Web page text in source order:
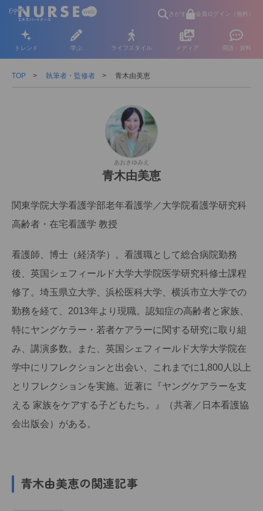
さがす 会員ログイン（無料）
トレンド 学ぶ ライフスタイル メディア 用語・資料
TOP 執筆者・監修者 青木由美恵
あおきゆみえ
青木由美恵
関東学院大学看護学部老年看護学／大学院看護学研究科
高齢者・在宅看護学 教授
看護師、博士（経済学）。看護職として総合病院勤務
後、英国シェフィールド大学大学院医学研究科修士課程
修了。埼玉県立大学、浜松医科大学、横浜市立大学での
勤務を経て、2013年より現職。認知症の高齢者と家族、
特にヤングケラー・若者ケアラーに関する研究に取り組
み、講演多数。また、英国シェフィールド大学大学院在
学中にリフレクションと出会い、これまでに1,800人以上
とリフレクションを実施。近著に『ヤングケアラーを支
える 家族をケアする子どもたち。』（共著／日本看護協
会出版会）がある。
青木由美恵の関連記事